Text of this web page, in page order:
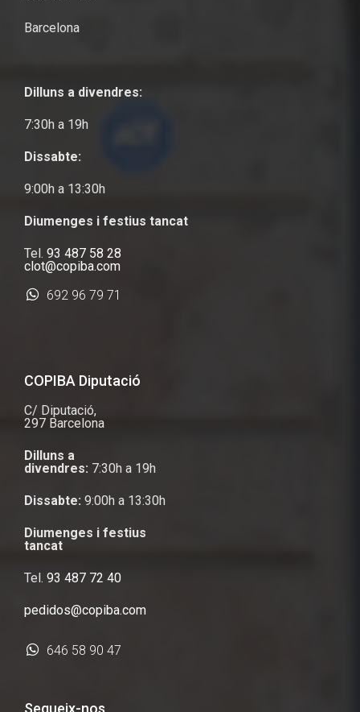
Barcelona
Dilluns a divendres:
7:30h a 19h
Dissabte:
9:00h a 13:30h
Diumenges i festius tancat
Tel. 93 487 58 28
clot@copiba.com
692 96 79 71
COPIBA Diputació
C/ Diputació,
297 Barcelona
Dilluns a
divendres: 7:30h a 19h
Dissabte: 9:00h a 13:30h
Diumenges i festius
tancat
Tel. 93 487 72 40
pedidos@copiba.com
646 58 90 47
Segueix-nos